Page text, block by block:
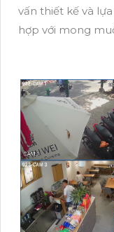
vấn thiết kế và
hợp với mong